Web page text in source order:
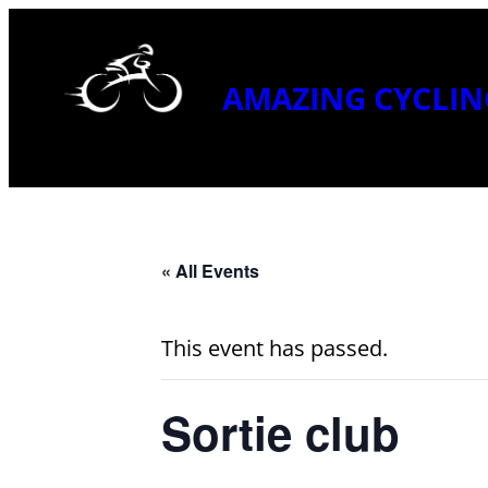
AMAZING
« All Events
This event has passed.
Sortie club